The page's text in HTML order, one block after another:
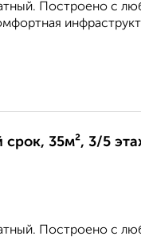
Построено с
срок, 35м², 3/5
Построено с